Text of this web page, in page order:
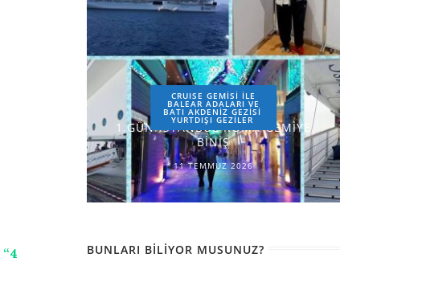
“4
CRUISE GEMİSİ İLE
BALEAR ADALARI VE
BATI AKDENİZ GEZİSİ
YURTDIŞI GEZILER
1.GÜN-İSTANBUL-ROMA-GEMİYE
BİNİŞ
11 TEMMUZ 2026
BUNLARI BILIYOR MUSUNUZ?